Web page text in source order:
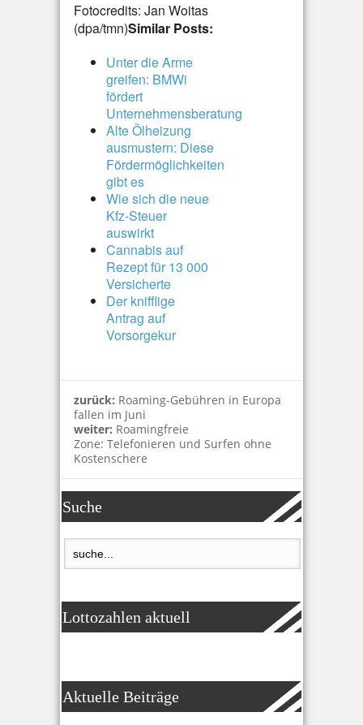
Fotocredits: Jan Woitas
(dpa/tmn)Similar Posts:
Unter die Arme
greifen: BMWi
fördert
Unternehmensberatung
Alte Ölheizung
ausmustern: Diese
Fördermöglichkeiten
gibt es
Wie sich die neue
Kfz-Steuer
auswirkt
Cannabis auf
Rezept für 13 000
Versicherte
Der knifflige
Antrag auf
Vorsorgekur
zurück: Roaming-Gebühren in Europa
fallen im Juni
weiter: Roamingfreie
Zone: Telefonieren und Surfen ohne
Kostenschere
Suche
Lottozahlen aktuell
Aktuelle Beiträge